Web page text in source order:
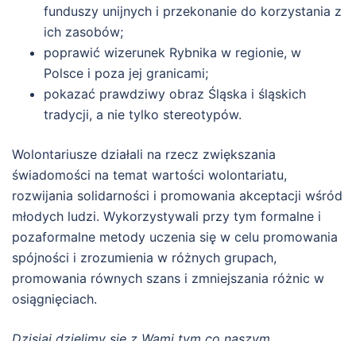
funduszy unijnych i przekonanie do korzystania z
ich zasobów;
poprawić wizerunek Rybnika w regionie, w
Polsce i poza jej granicami;
pokazać prawdziwy obraz Śląska i śląskich
tradycji, a nie tylko stereotypów.
Wolontariusze działali na rzecz zwiększania
świadomości na temat wartości wolontariatu,
rozwijania solidarności i promowania akceptacji wśród
młodych ludzi. Wykorzystywali przy tym formalne i
pozaformalne metody uczenia się w celu promowania
spójności i zrozumienia w różnych grupach,
promowania równych szans i zmniejszania różnic w
osiągnięciach.